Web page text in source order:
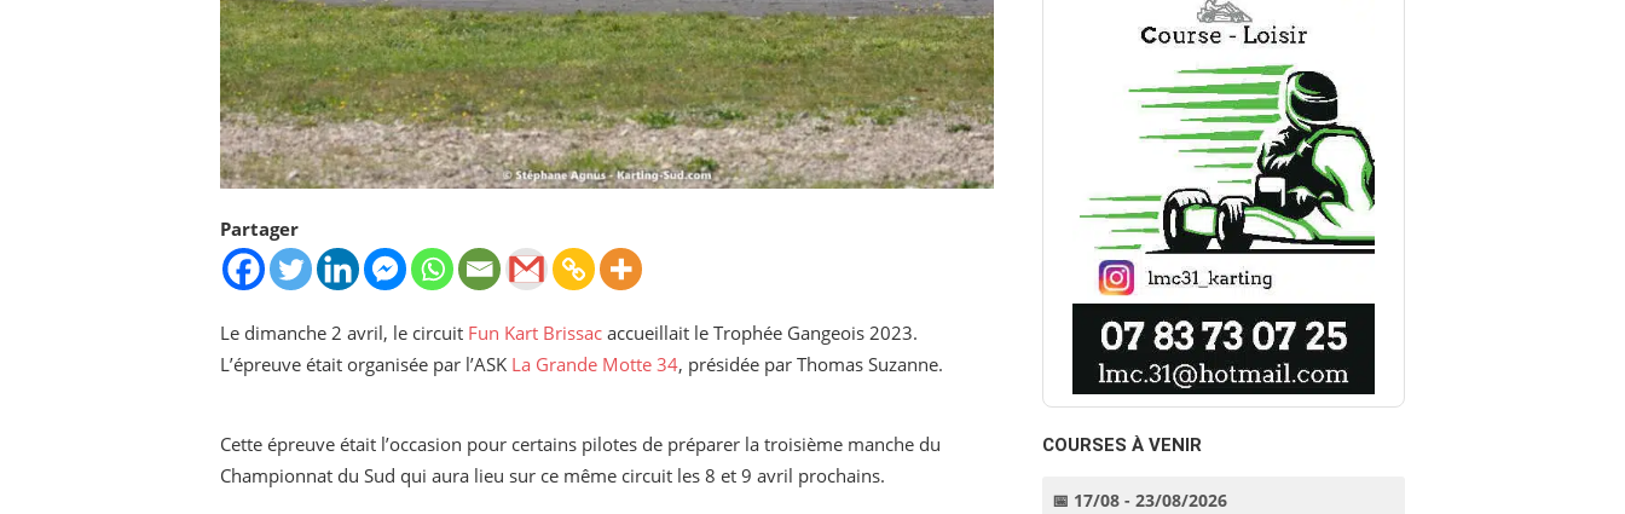
Partager
Le dimanche 2 avril, le circuit Fun Kart Brissac accueillait le Trophée Gangeois 2023.
L’épreuve était organisée par l’ASK La Grande Motte 34, présidée par Thomas Suzanne.
Cette épreuve était l’occasion pour certains pilotes de préparer la troisième manche du
Championnat du Sud qui aura lieu sur ce même circuit les 8 et 9 avril prochains.
COURSES À VENIR
📅 17/08 - 23/08/2026